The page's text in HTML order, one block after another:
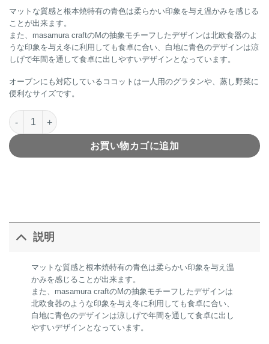
マットな質感と根本焼特有の青色は柔らかい印象を与え温かみを感じる
ことが出来ます。
また、masamura craftのMの抽象モチーフしたデザインは北欧食器のよ
うな印象を与え冬に利用しても食卓に合い、白地に青色のデザインは涼
しげで年間を通して食卓に出しやすいデザインとなっています。
オーブンにも対応しているココットは一人用のグラタンや、蒸し野菜に
便利なサイズです。
Root Cocotte Sココット小個
お買い物カゴに追加
説明
マットな質感と根本焼特有の青色は柔らかい印象を与え温
かみを感じることが出来ます。
また、masamura craftのMの抽象モチーフしたデザインは
北欧食器のような印象を与え冬に利用しても食卓に合い、
白地に青色のデザインは涼しげで年間を通して食卓に出し
やすいデザインとなっています。